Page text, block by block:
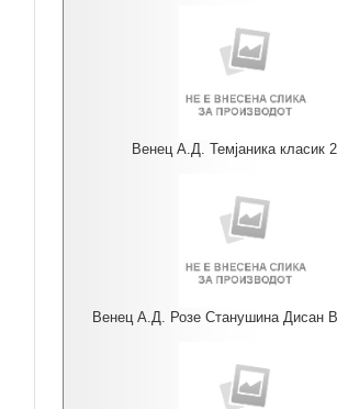
Венец А.Д. Темјаника класик
Венец А.Д. Розе Станушина Дисан